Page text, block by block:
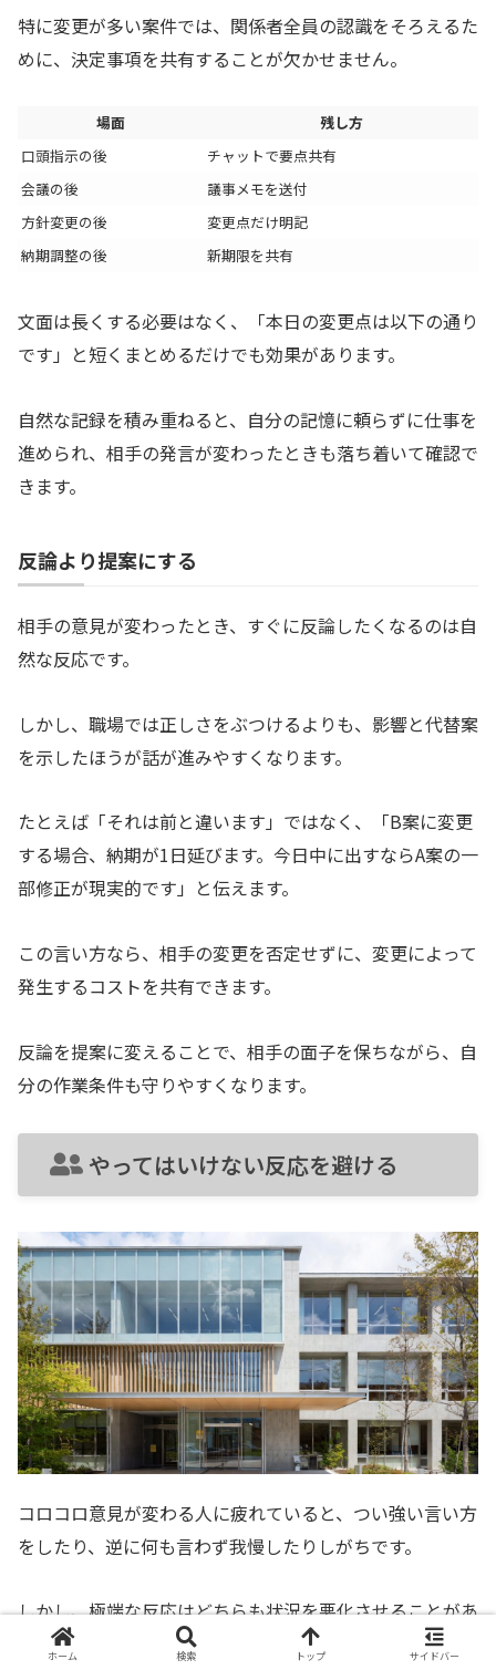
特に変更が多い案件では、関係者全員の認識をそろえるた
めに、決定事項を共有することが欠かせません。
場面
残し方
口頭指示の後
チャットで要点共有
会議の後
議事メモを送付
方針変更の後
変更点だけ明記
納期調整の後
新期限を共有
文面は長くする必要はなく、「本日の変更点は以下の通り
です」と短くまとめるだけでも効果があります。
自然な記録を積み重ねると、自分の記憶に頼らずに仕事を
進められ、相手の発言が変わったときも落ち着いて確認で
きます。
反論より提案にする
相手の意見が変わったとき、すぐに反論したくなるのは自
然な反応です。
しかし、職場では正しさをぶつけるよりも、影響と代替案
を示したほうが話が進みやすくなります。
たとえば「それは前と違います」ではなく、「B案に変更
する場合、納期が1日延びます。今日中に出すならA案の一
部修正が現実的です」と伝えます。
この言い方なら、相手の変更を否定せずに、変更によって
発生するコストを共有できます。
反論を提案に変えることで、相手の面子を保ちながら、自
分の作業条件も守りやすくなります。
やってはいけない反応を避ける
コロコロ意見が変わる人に疲れていると、つい強い言い方
をしたり、逆に何も言わず我慢したりしがちです。
しかし、極端な反応はどちらも状況を悪化させることがあ
ります。
ホーム 検索 トップ サイドバー